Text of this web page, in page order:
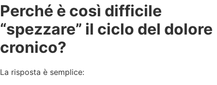
Perché è così difficile
“spezzare” il ciclo del dolore
cronico?
La risposta è semplice: